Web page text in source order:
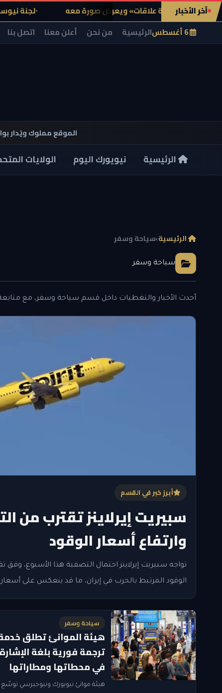
آخر الأخبار لجنة نيوسوم
عن «شبكة علاقات» ويعرض صورة معه
6 أغسطس
الرئيسية من نحن أعلن معنا اتصل بنا
الموقع مملوك ويُدار
الرئيسية نيويورك اليوم الولايات
الرئيسية›سياحة وسفر
سياحة وسفر
أحدث الأخبار والتغطيات داخل قسم سياحة وسفر، مع
أبرز خبر في القسم
سبيريت إيرلاينز تقترب من
وارتفاع أسعار الوقود
تواجه سبيريت إيرلاينز احتمال التصفية هذا الأسبوع، وفق
الوقود المرتبط بالحرب في إيران، ما قد ينعكس على أسعار
سياحة وسفر
هيئة الموانئ تطلق
ترجمة فورية بلغة الإشارة
في محطاتها ومطاراتها
هيئة موانئ نيويورك ونيوجيرسي توسّع